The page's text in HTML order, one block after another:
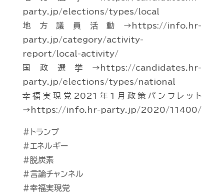
party.jp/elections/types/local
地方議員活動→https://info.hr-
party.jp/category/activity-
report/local-activity/
国政選挙→https://candidates.hr-
party.jp/elections/types/national
幸福実現党2021年1月政策パンフレット
→https://info.hr-party.jp/2020/11400/
#トランプ
#エネルギー
#脱炭素
#言論チャンネル
#幸福実現党